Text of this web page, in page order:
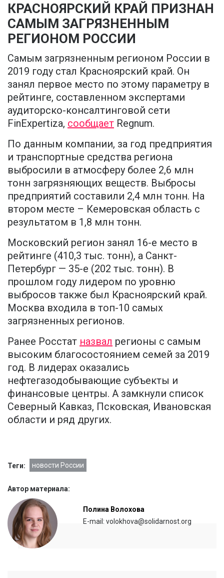
КРАСНОЯРСКИЙ КРАЙ ПРИЗНАН
САМЫМ ЗАГРЯЗНЕННЫМ
РЕГИОНОМ РОССИИ
Самым загрязненным регионом России в
2019 году стал Красноярский край. Он
занял первое место по этому параметру в
рейтинге, составленном экспертами
аудиторско-консалтинговой сети
FinExpertiza, сообщает Regnum.
По данным компании, за год предприятия
и транспортные средства региона
выбросили в атмосферу более 2,6 млн
тонн загрязняющих веществ. Выбросы
предприятий составили 2,4 млн тонн. На
втором месте – Кемеровская область с
результатом в 1,8 млн тонн.
Московский регион занял 16-е место в
рейтинге (410,3 тыс. тонн), а Санкт-
Петербург — 35-е (202 тыс. тонн). В
прошлом году лидером по уровню
выбросов также был Красноярский край.
Москва входила в топ-10 самых
загрязненных регионов.
Ранее Росстат назвал регионы с самым
высоким благосостоянием семей за 2019
год. В лидерах оказались
нефтегазодобывающие субъекты и
финансовые центры. А замкнули список
Северный Кавказ, Псковская, Ивановская
области и ряд других.
Теги: новости России
Автор материала:
Полина Волохова
E-mail: volokhova@solidarnost.org